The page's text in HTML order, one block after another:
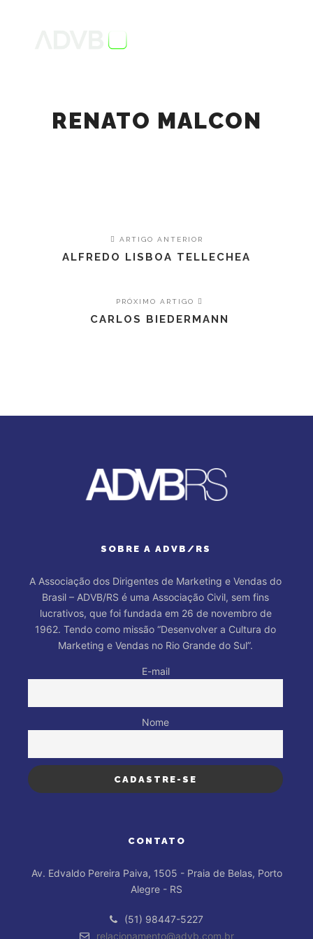
RENATO MALCON
ARTIGO ANTERIOR
ALFREDO LISBOA TELLECHEA
PRÓXIMO ARTIGO
CARLOS BIEDERMANN
SOBRE A ADVB/RS
A Associação dos Dirigentes de Marketing e Vendas do
Brasil – ADVB/RS é uma Associação Civil, sem fins
lucrativos, que foi fundada em 26 de novembro de
1962. Tendo como missão “Desenvolver a Cultura do
Marketing e Vendas no Rio Grande do Sul”.
E-mail
Nome
CONTATO
Av. Edvaldo Pereira Paiva, 1505 - Praia de Belas, Porto
Alegre - RS
(51) 98447-5227
relacionamento@advb.com.br